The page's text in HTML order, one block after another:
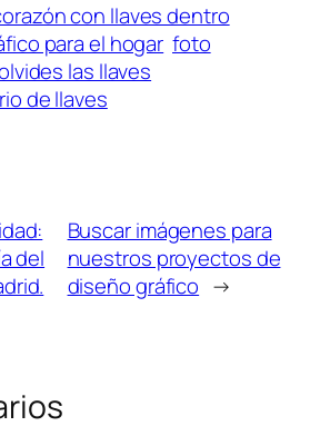
con llaves dentro
para el hogar foto
las llaves
de llaves
del
Buscar imágenes para
nuestros proyectos de
diseño gráfico →